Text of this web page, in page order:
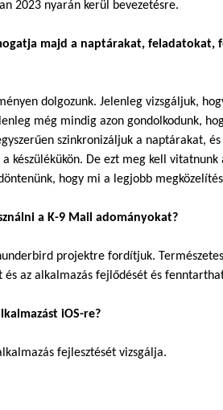
2023 nyarán kerül bevezetésre.
majd a naptárakat, feladatokat,
dolgozunk. Jelenleg vizsgáljuk,
még mindig azon gondolkodunk,
szinkronizáljuk a naptárakat,
készülékükön. De ezt meg kell
hogy mi a legjobb
a K-9 Mail adományokat?
projektre fordítjuk.
az alkalmazás fejlődését és
iOS-re?
fejlesztését vizsgálja.